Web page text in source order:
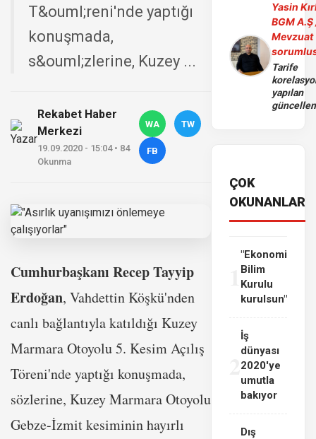
T&ouml;reni'nde yaptığı
konuşmada,
s&ouml;zlerine, Kuzey ...
Rekabet Haber
Merkezi
19.09.2020 - 15:04 • 84
Okunma
WA TW
FB
Cumhurbaşkanı Recep Tayyip
Erdoğan, Vahdettin Köşkü'nden
canlı bağlantıyla katıldığı Kuzey
Marmara Otoyolu 5. Kesim Açılış
Töreni'nde yaptığı konuşmada,
sözlerine, Kuzey Marmara Otoyolu
Gebze-İzmit kesiminin hayırlı
Yasin
BGM A.Ş
Mevzuat
Tarife
yapılan
ÇOK
OKUNANLAR
"Ekonomi
Bilim
Kurulu
kurulsun"
İş
dünyası
2020'ye
umutla
bakıyor
Dış